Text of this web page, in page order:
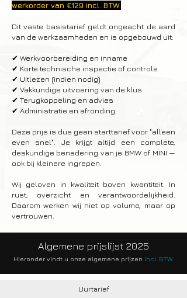
werkorder van €129 incl. BTW.
Dit vaste basistarief geldt ongeacht de aard
van de werkzaamheden en is opgebouwd uit:
✔ Werkvoorbereiding en inname
✔ Korte technische inspectie of controle
✔ Uitlezen (indien nodig)
✔ Vakkundige uitvoering van de klus
✔ Terugkoppeling en advies
✔ Administratie en afronding
Deze prijs is dus geen starttarief voor "alleen
even snel". Je krijgt altijd een complete,
deskundige benadering van je BMW of MINI —
ook bij kleinere ingrepen.
Wij geloven in kwaliteit boven kwantiteit. In
rust, overzicht en verantwoordelijkheid.
Daarom werken wij niet op volume, maar op
vertrouwen.
Algemene prijslijst 2025
Hieronder vindt u onze algemene prijzen incl. BTW.
Uurtarief